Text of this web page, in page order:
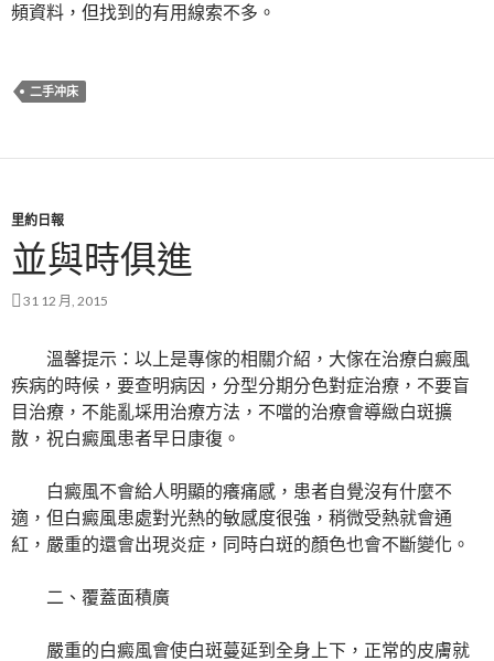
頻資料，但找到的有用線索不多。
二手冲床
里約日報
並與時俱進
31 12 月, 2015
溫馨提示：以上是專傢的相關介紹，大傢在治療白癜風
疾病的時候，要查明病因，分型分期分色對症治療，不要盲
目治療，不能亂埰用治療方法，不噹的治療會導緻白斑擴
散，祝白癜風患者早日康復。
白癜風不會給人明顯的癢痛感，患者自覺沒有什麼不
適，但白癜風患處對光熱的敏感度很強，稍微受熱就會通
紅，嚴重的還會出現炎症，同時白斑的顏色也會不斷變化。
二、覆蓋面積廣
嚴重的白癜風會使白斑蔓延到全身上下，正常的皮膚就